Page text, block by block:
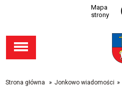
Mapa
strony
Strona główna » Jonkowo wiadomości »